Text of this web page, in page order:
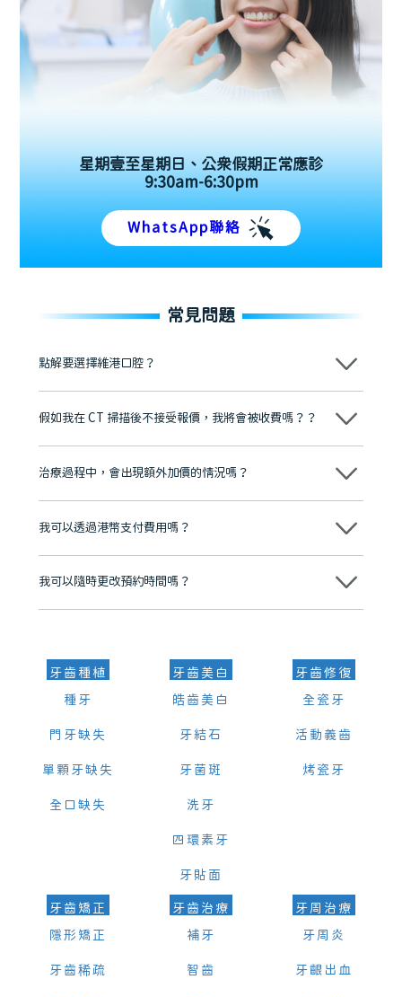
星期壹至星期日、公眾假期正常應診
9:30am-6:30pm
WhatsApp聯絡
常見問題
點解要選擇維港口腔？
維港口腔踐行「醫道濟世」的大學校訓，各分院匯聚來自香港、內地的
牌」、「2025香港企業領袖品牌」，是諾貝爾種植系統全球放心植牙中
至今已服務超過三十個國家和地區的顧客，受到粵港澳大灣區及周邊城
市市民極高的口碑評價及信任推薦 珠海、深圳設有八大分院，香港亦設
有咨詢及服務保障中心，有任何問題都可以隨時預約免費咨詢，讓人十
假如我在 CT 掃描後不接受報價，我將會被收費嗎？？
不會！只要未開始實際服務之前，你不會被收取任何費用。
治療過程中，會出現額外加價的情況嗎？
不會，治療前我們會詳細說明治療方案及對應的價錢，顧客同意並簽字
我可以透過港幣支付費用嗎？
可以。維港口腔會按照當日匯率轉算收取費用，而匯率會及時告知客人
我可以隨時更改預約時間嗎？
可以，請盡早通過wechat或whatsapp聯絡我們，告知我們你原本預約
牙齒種植
種牙
門牙缺失
單顆牙缺失
全口缺失
牙齒美白
皓齒美白
牙結石
牙菌斑
洗牙
四環素牙
牙貼面
牙齒修復
全瓷牙
活動義齒
烤瓷牙
牙齒矯正
隱形矯正
牙齒稀疏
牙齒治療
補牙
智齒
牙周治療
牙周炎
牙齦出血